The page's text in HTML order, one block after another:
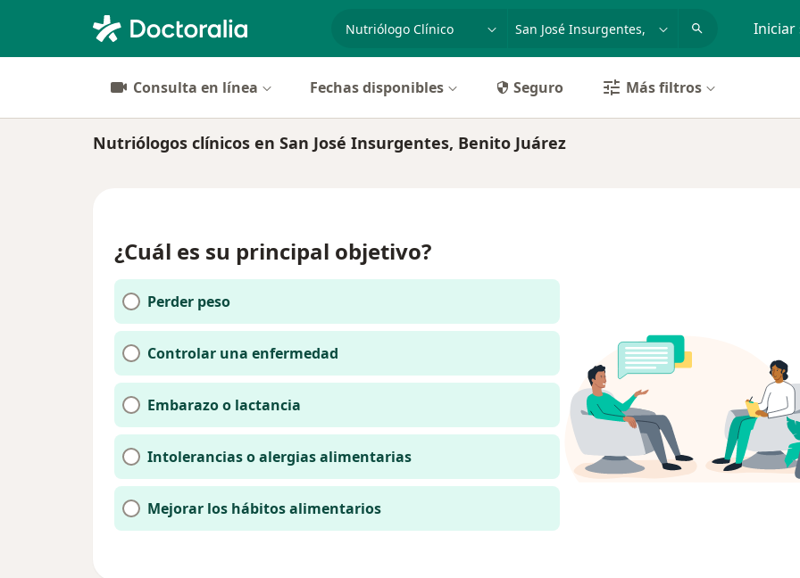
especialidad, enfermedad o nombre
p. ej. Guadalajara Iniciar
Consulta en línea Fechas disponibles Seguro Más filtros
Nutriólogos clínicos en San José Insurgentes, Benito Juárez
¿Cuál es su principal objetivo?
Perder peso
Controlar una enfermedad
Embarazo o lactancia
Intolerancias o alergias alimentarias
Mejorar los hábitos alimentarios